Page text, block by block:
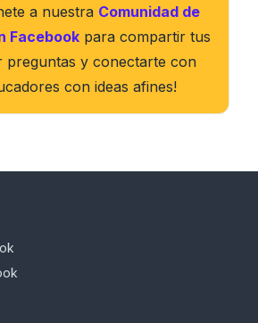
a nuestra Comunidad de
Facebook para compartir tus
preguntas y conectarte con
con ideas afines!